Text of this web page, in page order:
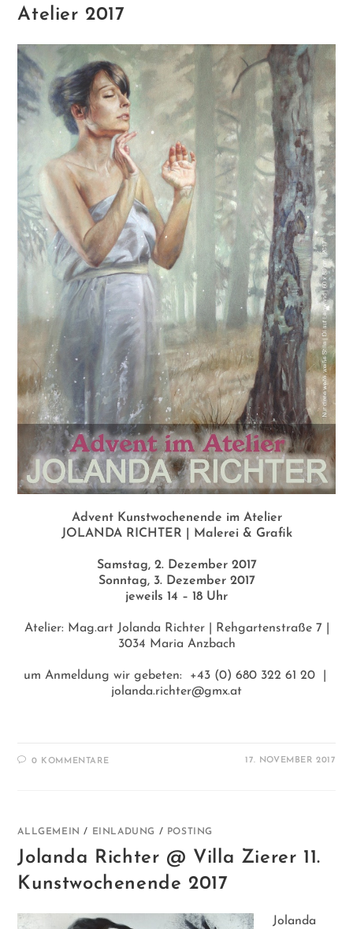
Atelier 2017
Advent Kunstwochenende im Atelier
JOLANDA RICHTER | Malerei & Grafik
Samstag, 2. Dezember 2017
Sonntag, 3. Dezember 2017
jeweils 14 – 18 Uhr
Atelier: Mag.art Jolanda Richter | Rehgartenstraße 7 |
3034 Maria Anzbach
um Anmeldung wir gebeten: +43 (0) 680 322 61 20 |
jolanda.richter@gmx.at
0 KOMMENTARE 17. NOVEMBER 2017
ALLGEMEIN / EINLADUNG / POSTING
Jolanda Richter @ Villa Zierer 11.
Kunstwochenende 2017
Jolanda